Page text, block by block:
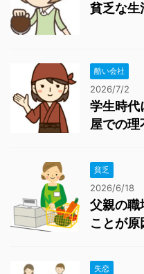
貧乏な生
酷い会社
2026/7/2
学生時代
屋での
貧乏
2026/6/18
父親の職
ことが
失恋